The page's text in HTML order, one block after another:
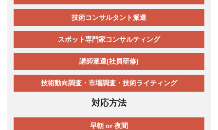
技術コンサルタント派遣
スポット専門家コンサルティング
講師派遣(社員研修)
技術動向調査・市場調査・技術ライティング
対応方法
早朝 or 夜間